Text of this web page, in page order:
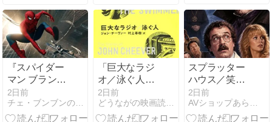
『スパイダー
マン ブラン
ド・ニュー・
デイ』俺はす
っかりマーベ
2日前
チェ・ブンブンのカルチュール・フランセーズ
「巨大なラジ
オ／泳ぐ人」
…ジョン・チ
ーヴァー短編
集を読んでみ
2日前
スプラッター
ハウス／笑激
の館[DVD]
【8/28発売】
2日前